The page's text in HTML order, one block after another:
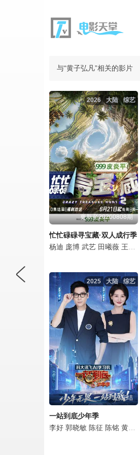
与“黄子弘凡”相关的影片
综艺
大陆
2026
更新至20260808期
忙忙碌碌寻宝藏·双人成行季
杨迪 庞博 武艺 田曦薇 王安宇
综艺
大陆
2025
已完结
一站到底少年季
李好 郭晓敏 陈征 陈铭 黄圣依